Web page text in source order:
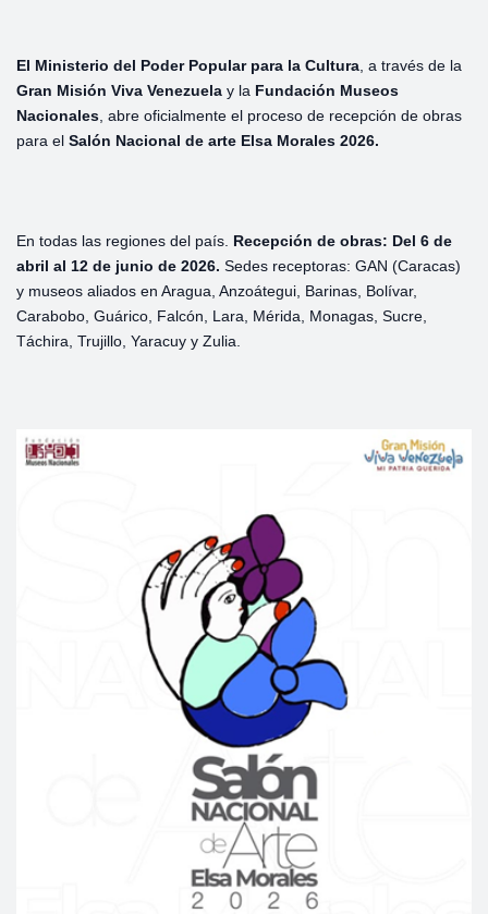
El Ministerio del Poder Popular para la Cultura, a través de la
Gran Misión Viva Venezuela y la Fundación Museos
Nacionales, abre oficialmente el proceso de recepción de obras
para el Salón Nacional de arte Elsa Morales 2026.
En todas las regiones del país. Recepción de obras: Del 6 de
abril al 12 de junio de 2026. Sedes receptoras: GAN (Caracas)
y museos aliados en Aragua, Anzoátegui, Barinas, Bolívar,
Carabobo, Guárico, Falcón, Lara, Mérida, Monagas, Sucre,
Táchira, Trujillo, Yaracuy y Zulia.